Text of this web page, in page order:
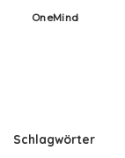
PostedOneMind
Schlagwörter